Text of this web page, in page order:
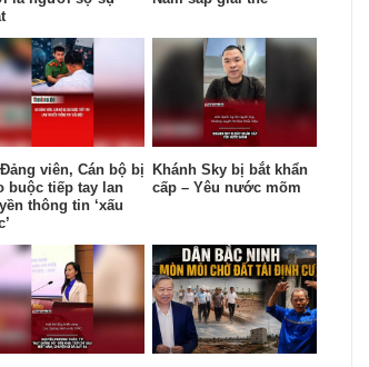
viên, Cán bộ bị
buộc tiếp tay lan
thông tin ‘xấu
Khánh Sky bị bắt khẩn
cấp – Yêu nước mõm